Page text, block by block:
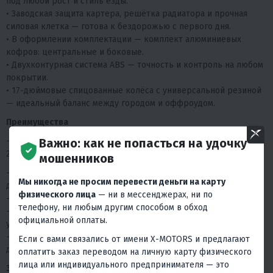
• Заводская защита картера, решётка радиатора и прочная
силовая клетка — готова к бездорожью с первого дня.
• В оформлении комплектации — комплект алюминиевых
кофров: центральные и боковые.
• Двухконтурная система ABS — точность и контроль на любом
покрытии.
• 17-дюймовые спицованные колёса с универсальной резиной
— идеальный баланс между городом и оффроудом.
Преимущества
— В продаже Оригинальная европейская модель MITT 530 с
2023 года и с различными отзывами.
— 3 года официальной гарантии — уверенность, которая не
дает конкурентов.
— Официальная поставка и сервис FAIDET по всей России.
— Надёжный двигатель с характером HONDA — живой отклик,
уверенная тяга, плавная работа.
— Мощь и стиль турэндуро, созданный для приключений, а не
для витрины.
Заключение
Важно: как не попасться на удочку
мошенников
Мы никогда не просим перевести деньги на карту
физического лица — ни в мессенджерах, ни по
телефону, ни любым другим способом в обход
официальной оплаты.
Если с вами связались от имени X-MOTORS и предлагают
оплатить заказ переводом на личную карту физического
лица или индивидуального предпринимателя — это